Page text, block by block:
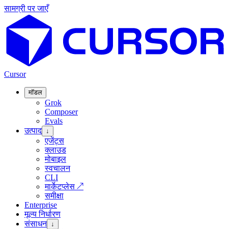
सामग्री पर जाएँ
Cursor
मॉडल
Grok
Composer
Evals
उत्पाद ↓
एजेंट्स
क्लाउड
मोबाइल
स्वचालन
CLI
मार्केटप्लेस ↗
समीक्षा
Enterprise
मूल्य निर्धारण
संसाधन ↓